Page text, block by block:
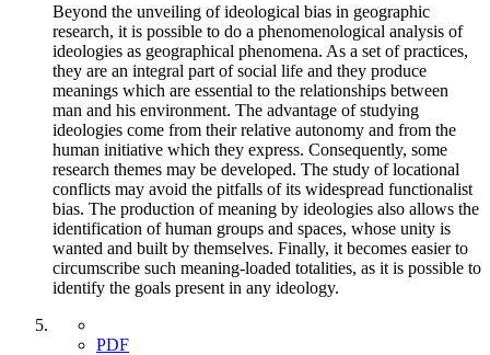
Beyond the unveiling of ideological bias in geographic
research, it is possible to do a phenomenological analysis of
ideologies as geographical phenomena. As a set of practices,
they are an integral part of social life and they produce
meanings which are essential to the relationships between
man and his environment. The advantage of studying
ideologies come from their relative autonomy and from the
human initiative which they express. Consequently, some
research themes may be developed. The study of locational
conflicts may avoid the pitfalls of its widespread functionalist
bias. The production of meaning by ideologies also allows the
identification of human groups and spaces, whose unity is
wanted and built by themselves. Finally, it becomes easier to
circumscribe such meaning-loaded totalities, as it is possible to
identify the goals present in any ideology.
PDF